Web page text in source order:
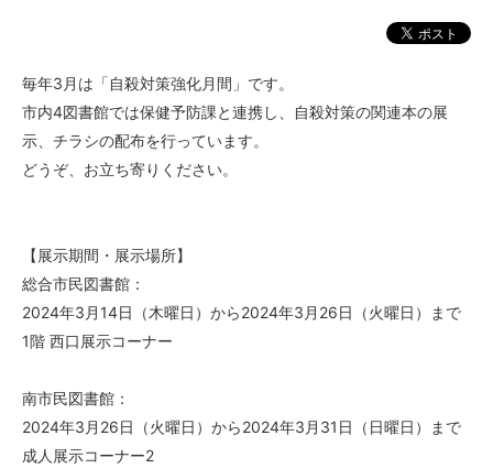
毎年3月は「自殺対策強化月間」です。
市内4図書館では保健予防課と連携し、自殺対策の関連本の展
示、チラシの配布を行っています。
どうぞ、お立ち寄りください。
【展示期間・展示場所】
総合市民図書館：
2024年3月14日（木曜日）から2024年3月26日（火曜日）まで
1階 西口展示コーナー
南市民図書館：
2024年3月26日（火曜日）から2024年3月31日（日曜日）まで
成人展示コーナー2